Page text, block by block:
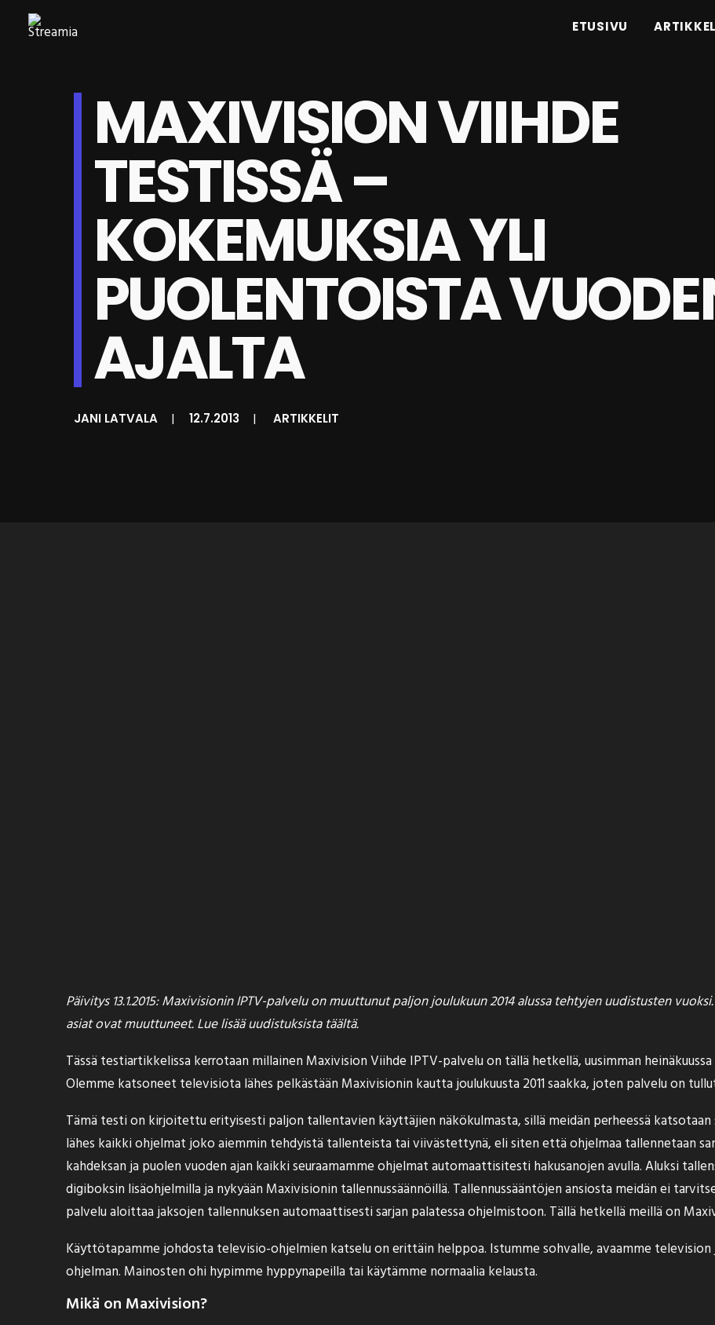
ETUSIVU
MAXIVISION VIIHDE
TESTISSÄ –
KOKEMUKSIA YLI
PUOLENTOISTA
AJALTA
JANI LATVALA | 12.7.2013 | ARTIKKELIT
Päivitys 13.1.2015: Maxivisionin IPTV-palvelu on muuttunut paljon joulukuun 2014 alussa tehtyjen uudistusten
asiat ovat muuttuneet.Lue lisää uudistuksista täältä.
Tässä testiartikkelissa kerrotaan millainen Maxivision Viihde IPTV-palvelu on tällä hetkellä, uusimman
Olemme katsoneet televisiota lähes pelkästään Maxivisionin kautta joulukuusta 2011 saakka, joten palvelu on
Tämä testi on kirjoitettu erityisesti paljon tallentavien käyttäjien näkökulmasta, sillä meidän perheessä katsotaan
lähes kaikki ohjelmat joko aiemmin tehdyistä tallenteista tai viivästettynä, eli siten että ohjelmaa tallennetaan
kahdeksan ja puolen vuoden ajan kaikki seuraamamme ohjelmat automaattisitesti hakusanojen avulla. Aluksi
digiboksin lisäohjelmilla ja nykyään Maxivisionin tallennussäännöillä. Tallennussääntöjen ansiosta meidän ei
palvelu aloittaa jaksojen tallennuksen automaattisesti sarjan palatessa ohjelmistoon. Tällä hetkellä meillä on
Käyttötapamme johdosta televisio-ohjelmien katselu on erittäin helppoa. Istumme sohvalle, avaamme
ohjelman. Mainosten ohi hypimme hyppynapeilla tai käytämme normaalia kelausta.
Mikä on Maxivision?